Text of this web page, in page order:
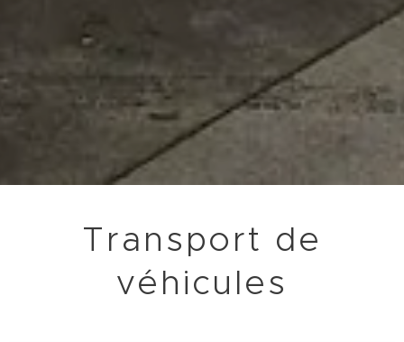
Transport de
véhicules